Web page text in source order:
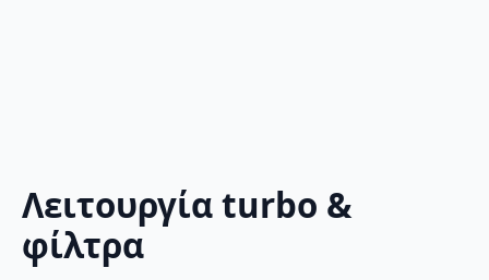
Λειτουργία turbo &
φίλτρα